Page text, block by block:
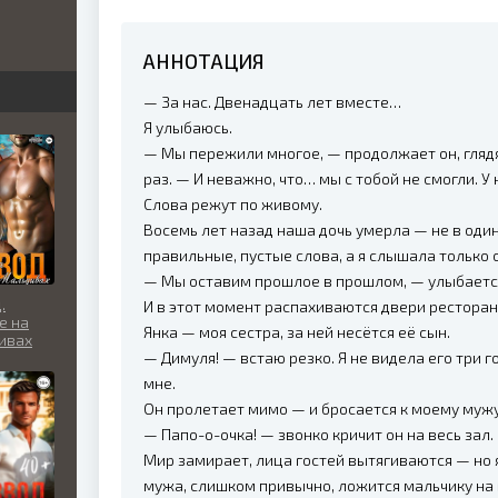
АННОТАЦИЯ
— За нас. Двенадцать лет вместе…
Я улыбаюсь.
— Мы пережили многое, — продолжает он,
раз. — И неважно, что… мы с тобой не смогли. У
Слова режут по живому.
Восемь лет назад наша дочь умерла — не в
правильные, пустые слова, а я слышала только
— Мы оставим прошлое в прошлом, —
И в этот момент распахиваются двери
Янка — моя сестра, за ней несётся её сын.
— Димуля! — встаю резко. Я не видела его три
мне.
Он пролетает мимо — и бросается к моему
— Папо-о-очка! — звонко кричит он на весь зал.
Мир замирает, лица гостей вытягиваются — но
мужа, слишком привычно, ложится мальчику на
на